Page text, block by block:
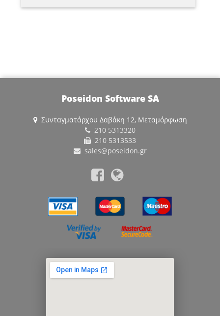
Poseidon Software SA
Συνταγματάρχου Δαβάκη 12, Μεταμόρφωση
210 5313320
210 5313533
sales@poseidon.gr